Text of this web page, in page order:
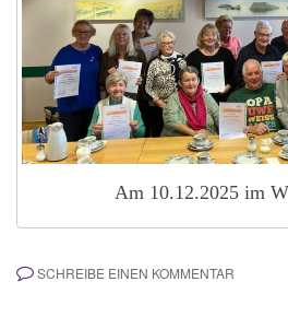
Am 10.12.2025 im
SCHREIBE EINEN KOMMENTAR